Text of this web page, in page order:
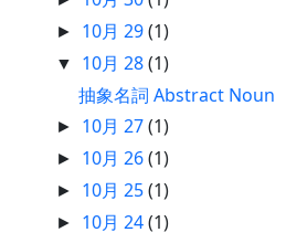
► 10月 29(1)
▼ 10月 28(1)
抽象名詞 Abstract Noun
► 10月 27(1)
► 10月 26(1)
► 10月 25(1)
► 10月 24(1)